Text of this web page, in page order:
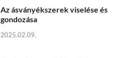
Az ásványékszerek viselése és
gondozása
2025.02.09.